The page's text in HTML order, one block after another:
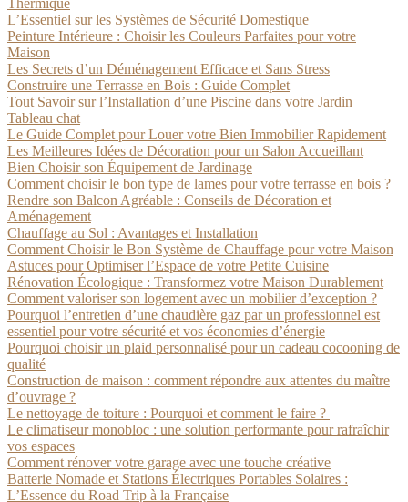
Thermique
L’Essentiel sur les Systèmes de Sécurité Domestique
Peinture Intérieure : Choisir les Couleurs Parfaites pour votre
Maison
Les Secrets d’un Déménagement Efficace et Sans Stress
Construire une Terrasse en Bois : Guide Complet
Tout Savoir sur l’Installation d’une Piscine dans votre Jardin
Tableau chat
Le Guide Complet pour Louer votre Bien Immobilier Rapidement
Les Meilleures Idées de Décoration pour un Salon Accueillant
Bien Choisir son Équipement de Jardinage
Comment choisir le bon type de lames pour votre terrasse en bois ?
Rendre son Balcon Agréable : Conseils de Décoration et
Aménagement
Chauffage au Sol : Avantages et Installation
Comment Choisir le Bon Système de Chauffage pour votre Maison
Astuces pour Optimiser l’Espace de votre Petite Cuisine
Rénovation Écologique : Transformez votre Maison Durablement
Comment valoriser son logement avec un mobilier d’exception ?
Pourquoi l’entretien d’une chaudière gaz par un professionnel est
essentiel pour votre sécurité et vos économies d’énergie
Pourquoi choisir un plaid personnalisé pour un cadeau cocooning de
qualité
Construction de maison : comment répondre aux attentes du maître
d’ouvrage ?
Le nettoyage de toiture : Pourquoi et comment le faire ?
Le climatiseur monobloc : une solution performante pour rafraîchir
vos espaces
Comment rénover votre garage avec une touche créative
Batterie Nomade et Stations Électriques Portables Solaires :
L’Essence du Road Trip à la Française